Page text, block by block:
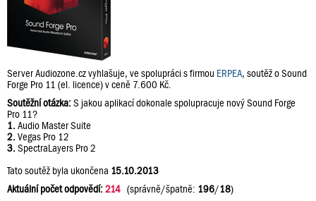
Server Audiozone.cz vyhlašuje, ve spolupráci s firmou ERPEA, soutěž o Sound
Forge Pro 11 (el. licence) v ceně 7.600 Kč.
Soutěžní otázka:S jakou aplikací dokonale spolupracuje nový Sound Forge
Pro 11?
1.Audio Master Suite
2.Vegas Pro 12
3.SpectraLayers Pro 2
Tato soutěž byla ukončena 15.10.2013
Aktuální počet odpovědí:214 (správně/špatně: 196/18)